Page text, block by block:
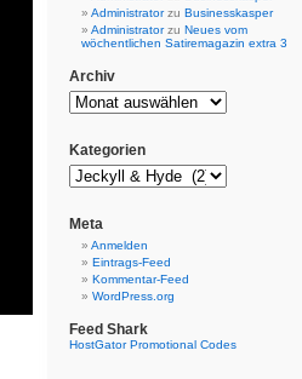
Administratorzu Businesskasper
Administratorzu Neues vom
wöchentlichen Satiremagazin extra 3
Archiv
Kategorien
Meta
Anmelden
Eintrags-Feed
Kommentar-Feed
WordPress.org
Feed Shark
HostGator Promotional Codes